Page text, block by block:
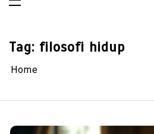
Tag: filosofi hidup
Home